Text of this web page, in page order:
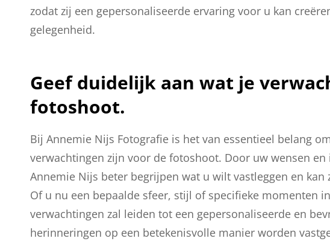
zodat zij een gepersonaliseerde ervaring voor u kan
gelegenheid.
Geef duidelijk aan wat je
fotoshoot.
Bij Annemie Nijs Fotografie is het van essentieel belang
verwachtingen zijn voor de fotoshoot. Door uw wensen
Annemie Nijs beter begrijpen wat u wilt vastleggen en
Of u nu een bepaalde sfeer, stijl of specifieke momenten
verwachtingen zal leiden tot een gepersonaliseerde en
herinneringen op een betekenisvolle manier worden